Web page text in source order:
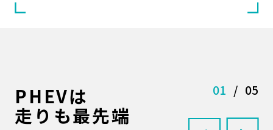
PHEVは
走りも最先端
01 / 05